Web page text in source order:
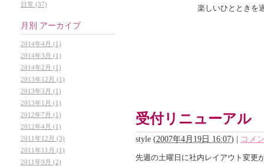
楽しいひとときを
受付リニューアル
style (2007年4月19日 16:07) | コメ
先週の土曜日に社内レイアウト変更
日常 (37)
月別 アーカイブ
2014年4月 (1)
2014年3月 (1)
2014年2月 (1)
2013年12月 (1)
2013年3月 (1)
2013年1月 (1)
2012年7月 (1)
2012年4月 (1)
2011年12月 (3)
2011年11月 (1)
2011年9月 (2)